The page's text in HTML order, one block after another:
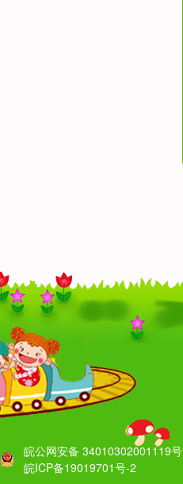
皖公网安备 34010302001119号
皖ICP备19019701号-2